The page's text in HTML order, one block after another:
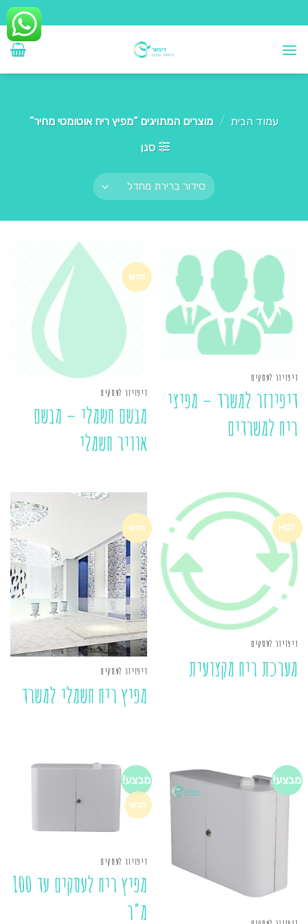
to
content
עמוד הבית / מוצרים המתויגים “מפיץ ריח אוטומטי מחיר”
סנן
דיפזיור לעסקים
דיפיוזר למשרד – מפיצי
ריח למשרדים
חדש
דיפזיור לעסקים
מבשם חשמלי – מבשם
אוויר חשמלי
HOT
דיפזיור לעסקים
מערכת ריח מקצועית
חדש
דיפזיור לעסקים
מפיץ ריח חשמלי למשרד
מבצע! מבצע!
חדש
דיפזיור לעסקים
מפיץ ריח לעסקים עד 100
מ"ר